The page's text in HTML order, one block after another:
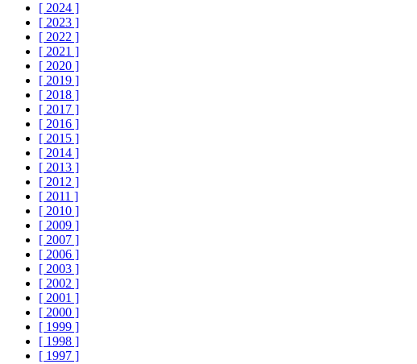
[ 2024 ]
[ 2023 ]
[ 2022 ]
[ 2021 ]
[ 2020 ]
[ 2019 ]
[ 2018 ]
[ 2017 ]
[ 2016 ]
[ 2015 ]
[ 2014 ]
[ 2013 ]
[ 2012 ]
[ 2011 ]
[ 2010 ]
[ 2009 ]
[ 2007 ]
[ 2006 ]
[ 2003 ]
[ 2002 ]
[ 2001 ]
[ 2000 ]
[ 1999 ]
[ 1998 ]
[ 1997 ]